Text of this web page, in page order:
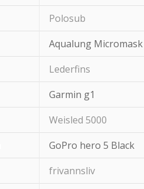
Polosub
Aqualung Micromask
Lederfins
Garmin g1
Weisled 5000
GoPro hero 5 Black
frivannsliv